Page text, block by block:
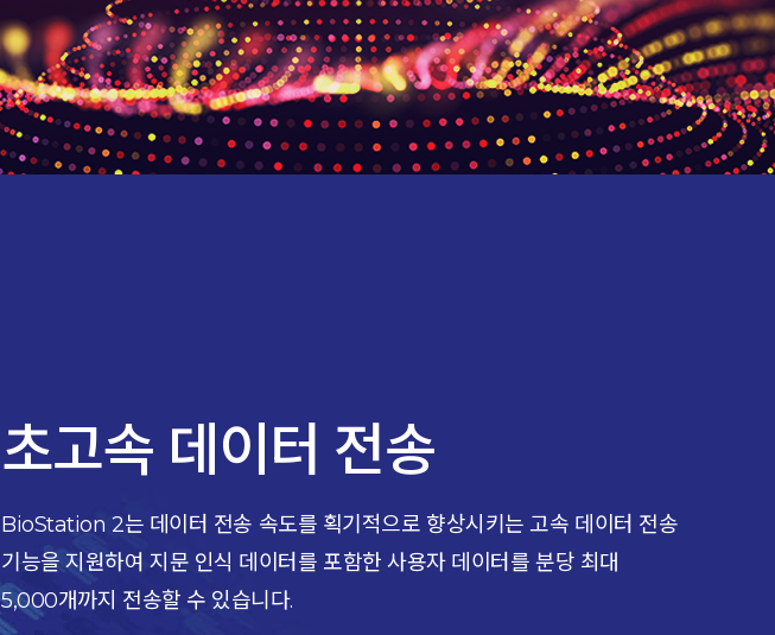
초고속 데이터 전송
BioStation 2는 데이터 전송 속도를 획기적으로 향상시키는 고속 데이터 전송
기능을 지원하여 지문 인식 데이터를 포함한 사용자 데이터를 분당 최대
5,000개까지 전송할 수 있습니다.